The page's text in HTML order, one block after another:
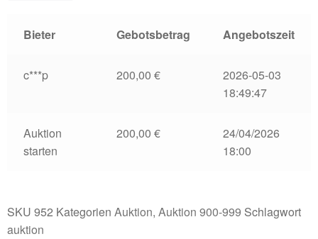
Bieter Gebotsbetrag Angebotszeit
c***p 200,00 €
2026-05-03
18:49:47
Auktion
starten
200,00 €
24/04/2026
18:00
SKU 952 Kategorien Auktion, Auktion 900-999 Schlagwort
auktion